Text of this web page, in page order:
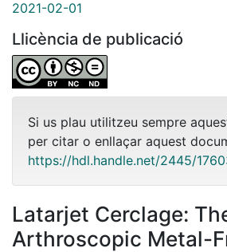
2021-02-01
Llicència de publicació
Si us plau utilitzeu sempre
per citar o enllaçar aquest
https://hdl.handle.net/2445/
Latarjet Cerclage:
Arthroscopic Metal-